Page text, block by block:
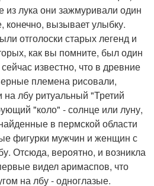
из лука они зажмуривали один
конечно, вызывает улыбку.
отголоски старых легенд и
как вы помните, был один
известно, что в древние
племена рисовали,
лбу ритуальный "Третий
"коло" - солнце или луну,
в пермской области
фигурки мужчин и женщин с
Отсюда, вероятно, и возникла
видел аримаспов, что
на лбу - одноглазые.